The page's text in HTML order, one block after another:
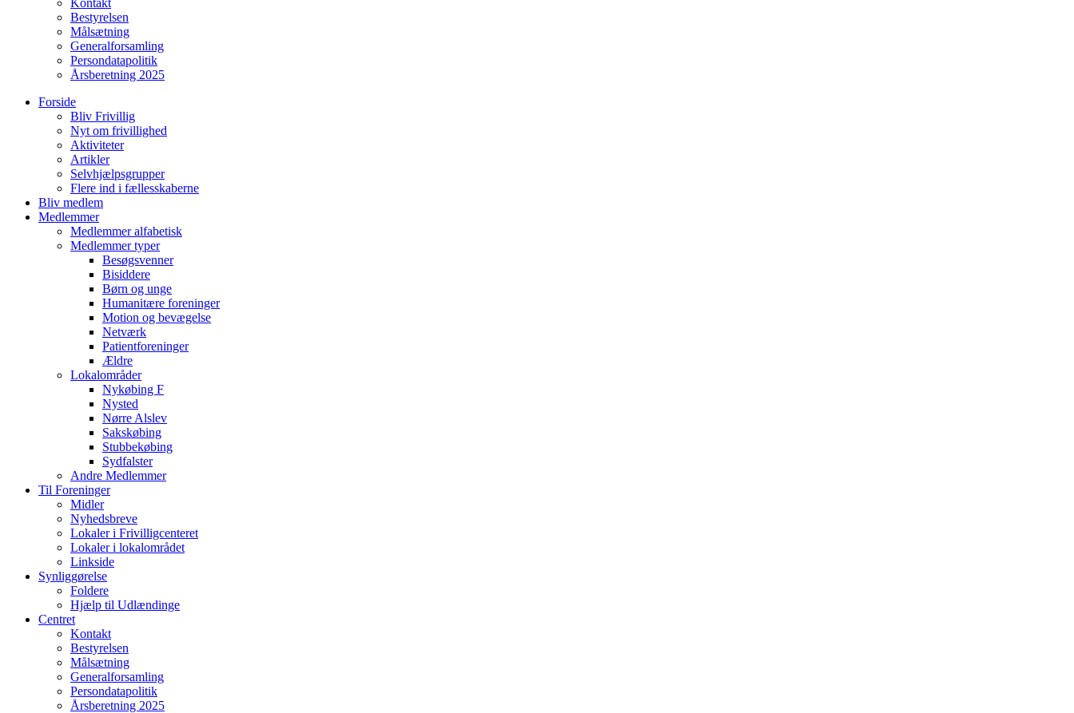
Kontakt
Bestyrelsen
Målsætning
Generalforsamling
Persondatapolitik
Årsberetning 2025
Forside
Bliv Frivillig
Nyt om frivillighed
Aktiviteter
Artikler
Selvhjælpsgrupper
Flere ind i fællesskaberne
Bliv medlem
Medlemmer
Medlemmer alfabetisk
Medlemmer typer
Besøgsvenner
Bisiddere
Børn og unge
Humanitære foreninger
Motion og bevægelse
Netværk
Patientforeninger
Ældre
Lokalområder
Nykøbing F
Nysted
Nørre Alslev
Sakskøbing
Stubbekøbing
Sydfalster
Andre Medlemmer
Til Foreninger
Midler
Nyhedsbreve
Lokaler i Frivilligcenteret
Lokaler i lokalområdet
Linkside
Synliggørelse
Foldere
Hjælp til Udlændinge
Centret
Kontakt
Bestyrelsen
Målsætning
Generalforsamling
Persondatapolitik
Årsberetning 2025